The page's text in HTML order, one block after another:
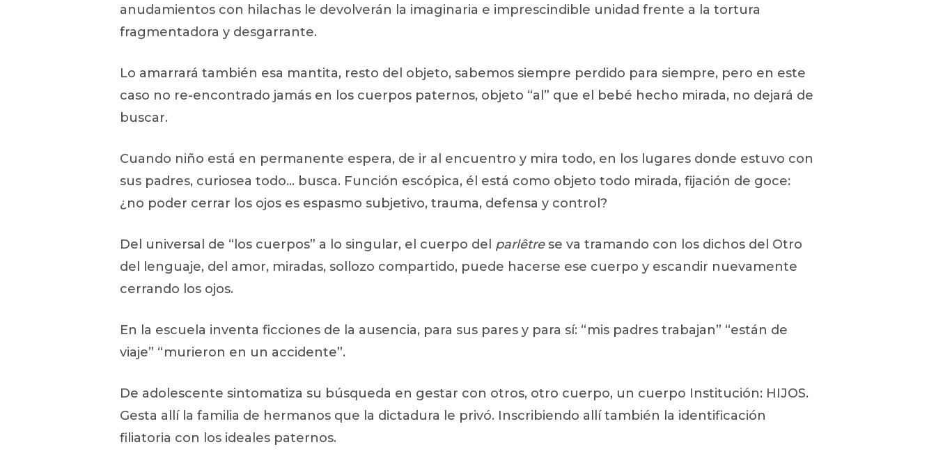
anudamientos con hilachas le devolverán la imaginaria e imprescindible unidad frente a la tortura
fragmentadora y desgarrante.
Lo amarrará también esa mantita, resto del objeto, sabemos siempre perdido para siempre, pero en este
caso no re-encontrado jamás en los cuerpos paternos, objeto “al” que el bebé hecho mirada, no dejará de
buscar.
Cuando niño está en permanente espera, de ir al encuentro y mira todo, en los lugares donde estuvo con
sus padres, curiosea todo… busca. Función escópica, él está como objeto todo mirada, fijación de goce:
¿no poder cerrar los ojos es espasmo subjetivo, trauma, defensa y control?
Del universal de “los cuerpos” a lo singular, el cuerpo del parlêtrese va tramando con los dichos del Otro
del lenguaje, del amor, miradas, sollozo compartido, puede hacerse ese cuerpo y escandir nuevamente
cerrando los ojos.
En la escuela inventa ficciones de la ausencia, para sus pares y para sí: “mis padres trabajan” “están de
viaje” “murieron en un accidente”.
De adolescente sintomatiza su búsqueda en gestar con otros, otro cuerpo, un cuerpo Institución: HIJOS.
Gesta allí la familia de hermanos que la dictadura le privó. Inscribiendo allí también la identificación
filiatoria con los ideales paternos.